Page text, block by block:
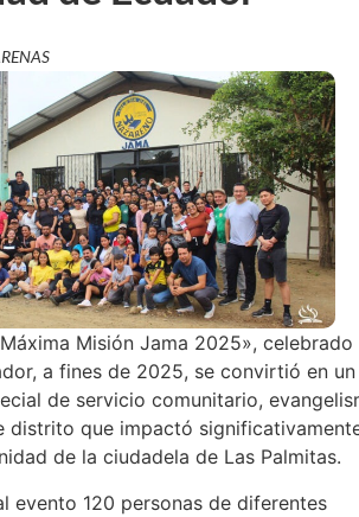
Misión Jama 2025», celebrado
a fines de 2025, se convirtió en un
de servicio comunitario,
distrito que impactó
de la ciudadela de Las Palmitas.
evento 120 personas de diferentes